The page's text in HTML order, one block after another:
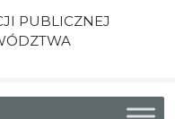
PUBLICZNEJ